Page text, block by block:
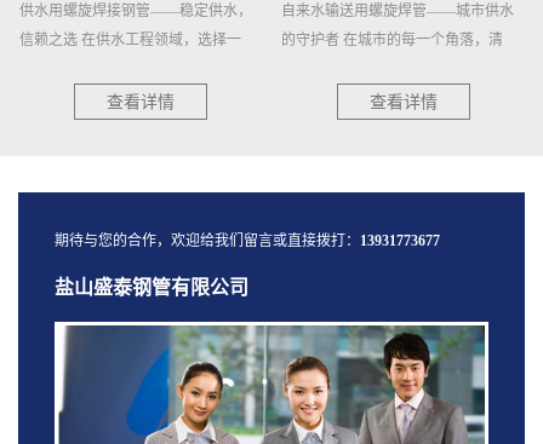
供水用螺旋焊接钢管——稳定供水，
信赖之选 在供水工程领域，选择一
查看详情
自来水输送用螺旋焊管——城市供水
的守护者 在城市的每一个角落，清
查看详情
期待与您的合作，欢迎给我们留言或直接拨打： 13931773677
盐山盛泰钢管有限公司